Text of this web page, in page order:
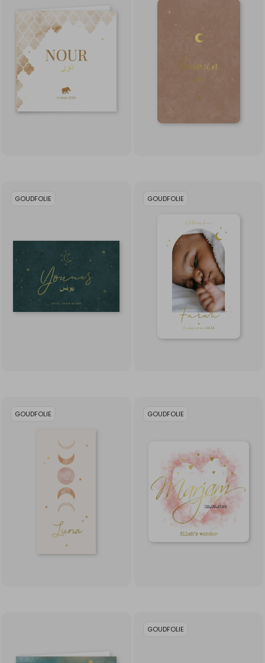
GOUDFOLIE GOUDFOLIE
GOUDFOLIE GOUDFOLIE
GOUDFOLIE